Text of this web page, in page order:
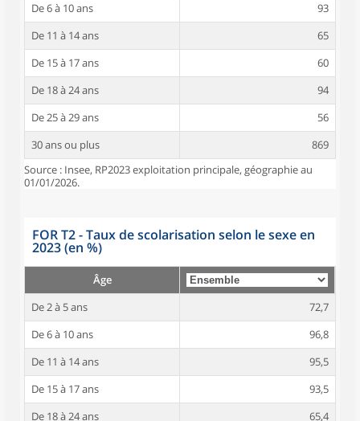
De 6 à 10 ans
93
De 11 à 14 ans
65
De 15 à 17 ans
60
De 18 à 24 ans
94
De 25 à 29 ans
56
30 ans ou plus
869
Source : Insee, RP2023 exploitation principale, géographie au
01/01/2026.
FOR T2 - Taux de scolarisation selon le sexe en
2023 (en %)
Âge
De 2 à 5 ans
72,7
De 6 à 10 ans
96,8
De 11 à 14 ans
95,5
De 15 à 17 ans
93,5
De 18 à 24 ans
65,4